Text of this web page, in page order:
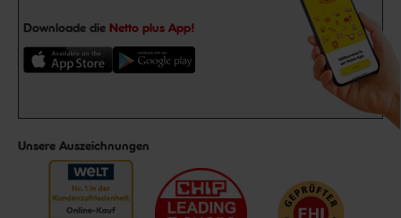
Downloade die Netto plus App!
Unsere Auszeichnungen